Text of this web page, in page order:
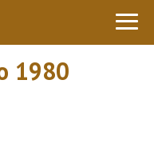
1980